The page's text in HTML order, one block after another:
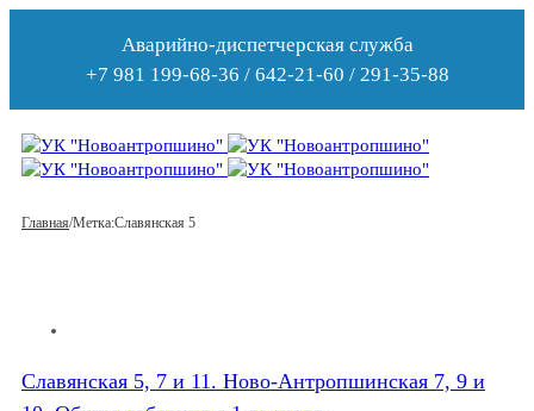
Аварийно-диспетчерская служба
+7 981 199-68-36 / 642-21-60 / 291-35-88
Главная/Метка:Славянская 5
Славянская 5, 7 и 11. Ново-Антропшинская 7, 9 и